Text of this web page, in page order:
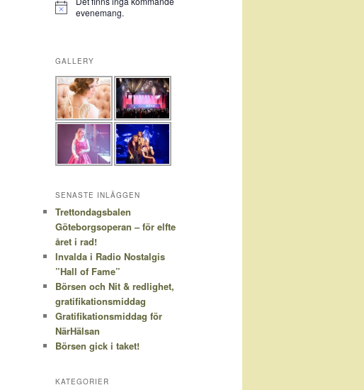
Notis
evenemang.
GALLERY
SENASTE INLÄGGEN
Trettondagsbalen
Göteborgsoperan – för elfte
året i rad!
Invalda i Radio Nostalgis
”Hall of Fame”
Börsen och Nit & redlighet,
gratifikationsmiddag
Gratifikationsmiddag för
NärHälsan
Börsen gick i taket!
KATEGORIER